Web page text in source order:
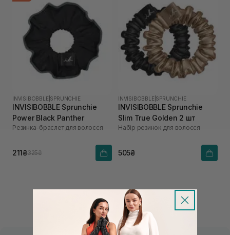
INVISIBOBBLE SPRUNCHIE
INVISIBOBBLE Sprunchie
Power Black Panther
Резинка-браслет для волосся
211₴325₴
INVISIBOBBLE SPRUNCHIE
INVISIBOBBLE Sprunchie
Slim True Golden 2 шт
Набір резинок для волосся
505₴